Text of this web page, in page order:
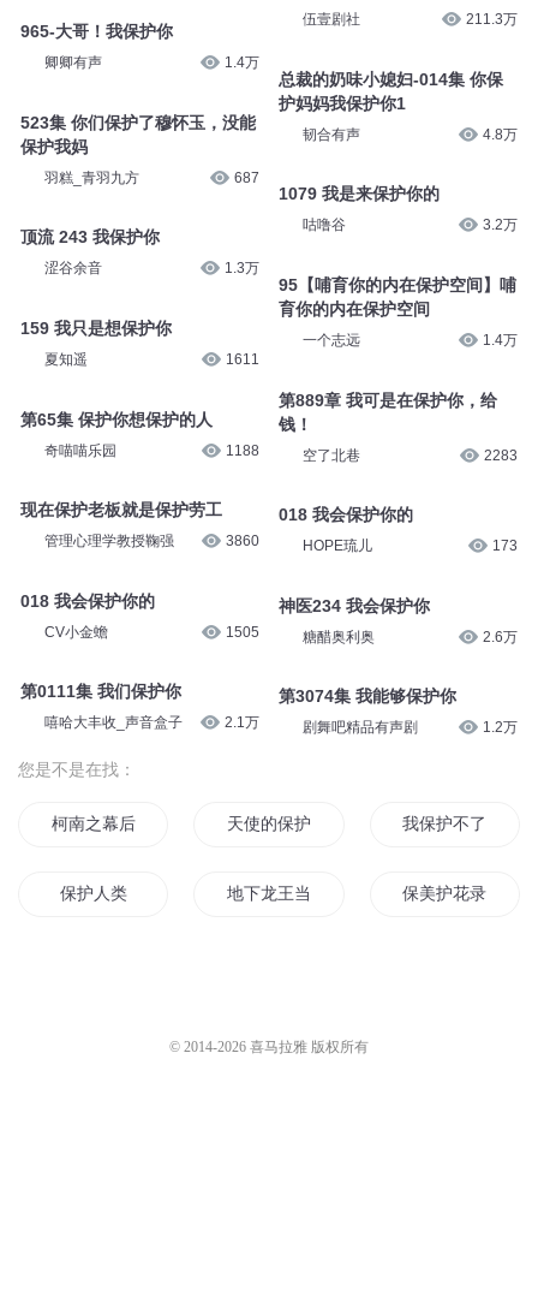
965-大哥！我保护你
卿卿有声 1.4万
523集 你们保护了穆怀玉，没能
保护我妈
羽糕_青羽九方 687
顶流 243 我保护你
涩谷余音 1.3万
159 我只是想保护你
夏知遥 1611
第65集 保护你想保护的人
奇喵喵乐园 1188
现在保护老板就是保护劳工
管理心理学教授鞠强 3860
018 我会保护你的
CV小金蟾 1505
第0111集 我们保护你
嘻哈大丰收_声音盒子 2.1万
伍壹剧社 211.3万
总裁的奶味小媳妇-014集 你保
护妈妈我保护你1
韧合有声 4.8万
1079 我是来保护你的
咕噜谷 3.2万
95【哺育你的内在保护空间】哺
育你的内在保护空间
一个志远 1.4万
第889章 我可是在保护你，给
钱！
空了北巷 2283
018 我会保护你的
HOPE琉儿 173
神医234 我会保护你
糖醋奥利奥 2.6万
第3074集 我能够保护你
剧舞吧精品有声剧 1.2万
您是不是在找：
柯南之幕后保护者 天使的保护神 我保护不了世界
保护人类 地下龙王当护花保镖 保美护花录
© 2014-2026 喜马拉雅 版权所有